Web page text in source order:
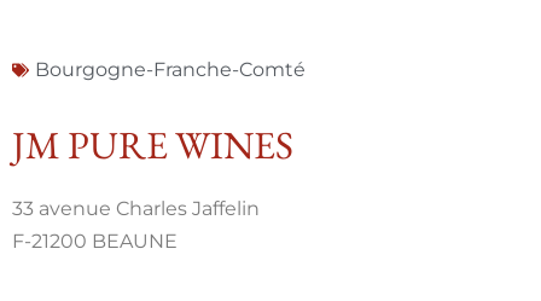
Bourgogne-Franche-Comté
JM PURE WINES
33 avenue Charles Jaffelin
F-21200 BEAUNE